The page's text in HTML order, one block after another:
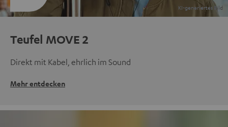
Teufel MOVE 2
Direkt mit Kabel, ehrlich im Sound
Mehr entdecken